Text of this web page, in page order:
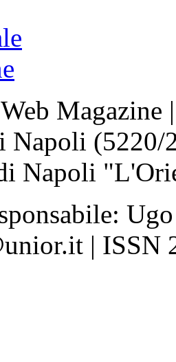
Magazine
Napoli
Napoli
| ISSN